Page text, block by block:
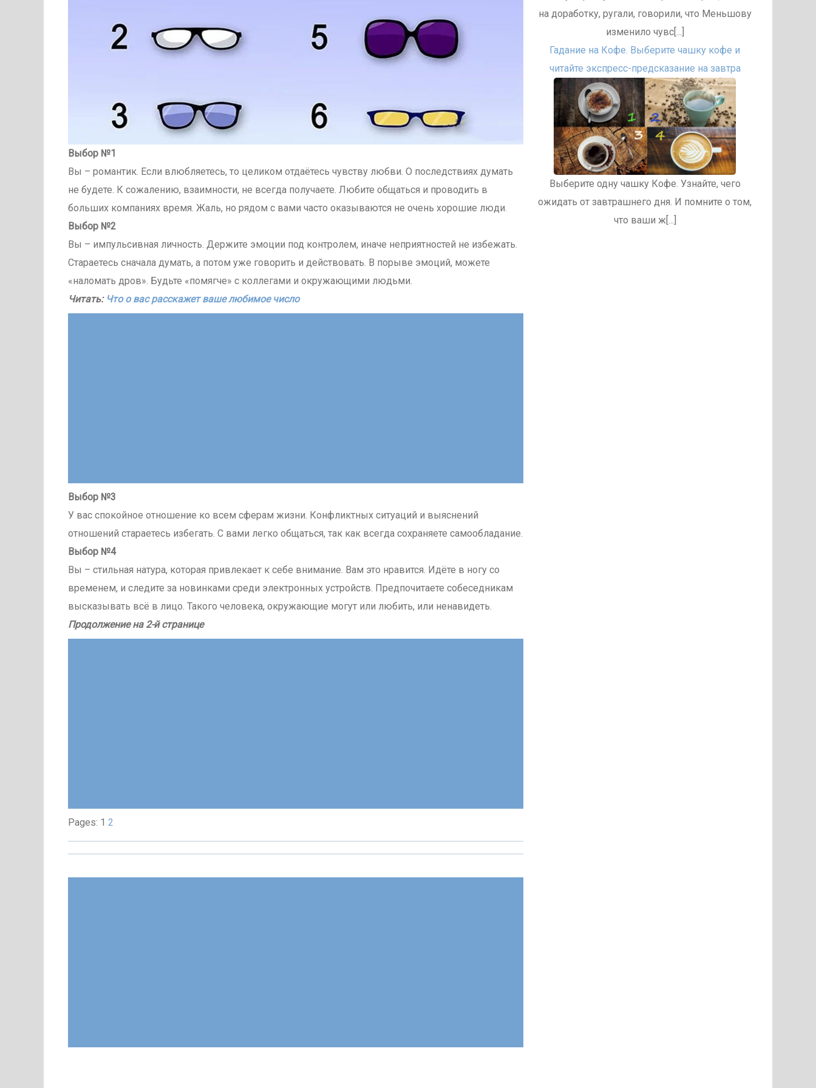
Выбор №1
Вы – романтик. Если влюбляетесь, то целиком отдаётесь чувству любви. О последствиях думать
не будете. К сожалению, взаимности, не всегда получаете. Любите общаться и проводить в
больших компаниях время. Жаль, но рядом с вами часто оказываются не очень хорошие люди
Выбор №2
Вы – импульсивная личность. Держите эмоции под контролем, иначе неприятностей не избежать.
Стараетесь сначала думать, а потом уже говорить и действовать. В порыве эмоций, можете
«наломать дров». Будьте «помягче» с коллегами и окружающими людьми.
Читать: Что о вас расскажет ваше любимое число
Выбор №3
У вас спокойное отношение ко всем сферам жизни. Конфликтных ситуаций и выяснений
отношений стараетесь избегать. С вами легко общаться, так как всегда сохраняете самообладание.
Выбор №4
Вы – стильная натура, которая привлекает к себе внимание. Вам это нравится. Идёте в ногу со
временем, и следите за новинками среди электронных устройств. Предпочитаете собеседникам
высказывать всё в лицо. Такого человека, окружающие могут или любить, или ненавидеть.
Продолжение на 2-й странице
Pages: 1 2
на доработку, ругали, говорили, что Меньшову
изменило чувс[...]
Гадание на Кофе. Выберите чашку кофе и
читайте экспресс-предсказание на завтра
Выберите одну чашку Кофе. Узнайте, чего
ожидать от завтрашнего дня. И помните о том,
что ваши ж[...]